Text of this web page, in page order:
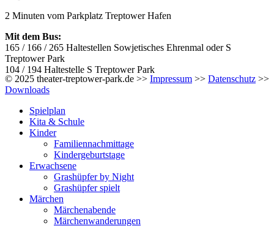
2 Minuten vom Parkplatz Treptower Hafen
Mit dem Bus:
165 / 166 / 265 Haltestellen Sowjetisches Ehrenmal oder S
Treptower Park
104 / 194 Haltestelle S Treptower Park
© 2025 theater-treptower-park.de >> Impressum >> Datenschutz >>
Downloads
Spielplan
Kita & Schule
Kinder
Familiennachmittage
Kindergeburtstage
Erwachsene
Grashüpfer by Night
Grashüpfer spielt
Märchen
Märchenabende
Märchenwanderungen